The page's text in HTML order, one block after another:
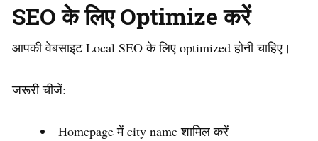
SEO के लिए Optimize करें
आपकी वेबसाइट Local SEO के लिए optimized होनी चाहिए।
जरूरी चीजें:
Homepage में city name शामिल करें